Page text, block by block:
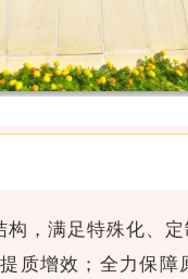
，满足特殊化、
质增效；全力保